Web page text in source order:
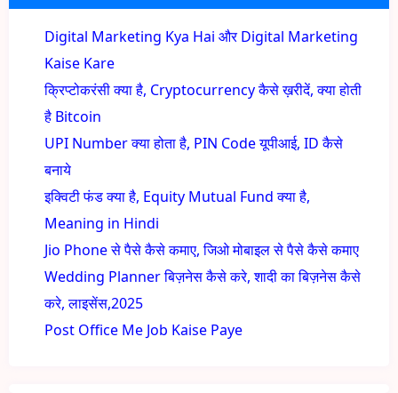
Digital Marketing Kya Hai और Digital Marketing
Kaise Kare
क्रिप्टोकरंसी क्या है, Cryptocurrency कैसे ख़रीदें, क्या होती
है Bitcoin
UPI Number क्या होता है, PIN Code यूपीआई, ID कैसे
बनाये
इक्विटी फंड क्या है, Equity Mutual Fund क्या है,
Meaning in Hindi
Jio Phone से पैसे कैसे कमाए, जिओ मोबाइल से पैसे कैसे कमाए
Wedding Planner बिज़नेस कैसे करे, शादी का बिज़नेस कैसे
करे, लाइसेंस,2025
Post Office Me Job Kaise Paye